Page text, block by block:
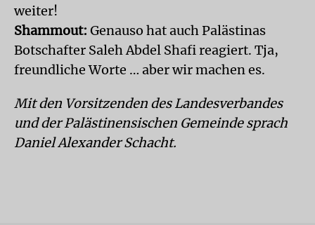
weiter!
Shammout: Genauso hat auch Palästinas
Botschafter Saleh Abdel Shafi reagiert. Tja,
freundliche Worte … aber wir machen es.
Mit den Vorsitzenden des Landesverbandes
und der Palästinensischen Gemeinde sprach
Daniel Alexander Schacht.